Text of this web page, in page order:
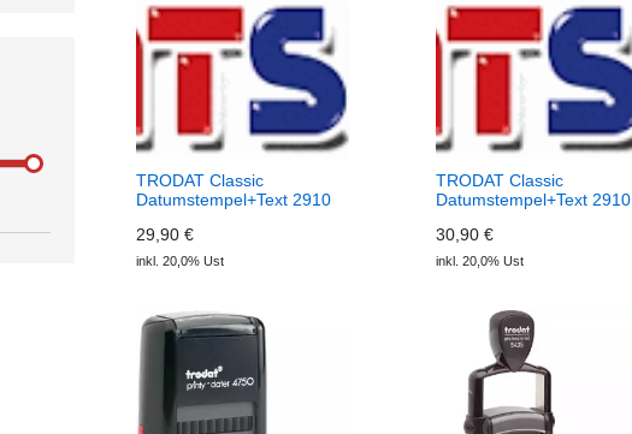
TRODAT Classic
Datumstempel+Text 2910
29,90 €
inkl. 20,0% Ust
TRODAT Classic
Datumstempel+Text 2910
30,90 €
inkl. 20,0% Ust